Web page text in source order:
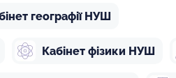
географії НУШ
Кабінет фізики НУШ